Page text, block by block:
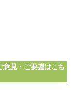
意見・ご要望はこち